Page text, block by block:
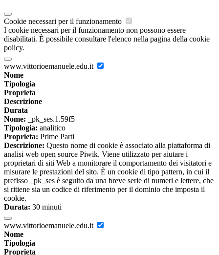
Cookie necessari per il funzionamento
I cookie necessari per il funzionamento non possono essere
disabilitati. È possibile consultare l'elenco nella pagina della cookie
policy.
www.vittorioemanuele.edu.it
Nome
Tipologia
Proprieta
Descrizione
Durata
Nome: _pk_ses.1.59f5
Tipologia: analitico
Proprieta: Prime Parti
Descrizione: Questo nome di cookie è associato alla piattaforma di
analisi web open source Piwik. Viene utilizzato per aiutare i
proprietari di siti Web a monitorare il comportamento dei visitatori e
misurare le prestazioni del sito. È un cookie di tipo pattern, in cui il
prefisso _pk_ses è seguito da una breve serie di numeri e lettere, che
si ritiene sia un codice di riferimento per il dominio che imposta il
cookie.
Durata: 30 minuti
www.vittorioemanuele.edu.it
Nome
Tipologia
Proprieta